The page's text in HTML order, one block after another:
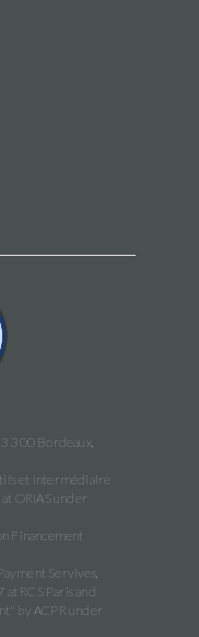
300 Bordeaux,
et Intermédiaire
ORIAS under
Financement
Servives,
RCS Paris and
by ACPR under